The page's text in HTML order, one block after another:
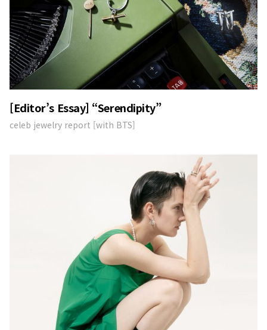
[Editor’s Essay] “Serendipity”
celeb jewelry report [with BTS]